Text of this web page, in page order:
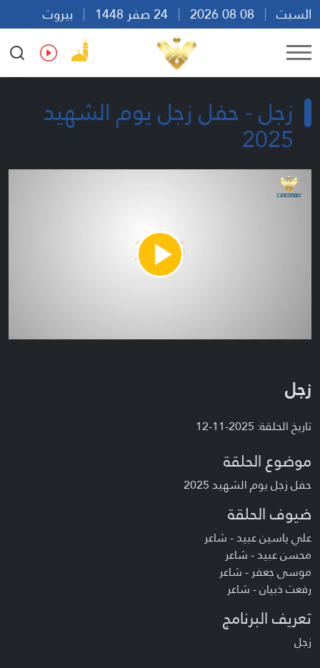
السبت
بيروت
06:11
Ar En Fr Es
زجل - حفل زجل يوم الشهيد
2025
Play
Video
زجل
تاريخ الحلقة: 2025-11-12
موضوع الحلقة
حفل زجل يوم الشهيد 2025
ضيوف الحلقة
علي ياسين عبيد - شاعر
محسن عبيد - شاعر
موسى جعفر - شاعر
رفعت ذبيان - شاعر
تعريف البرنامج
زجل